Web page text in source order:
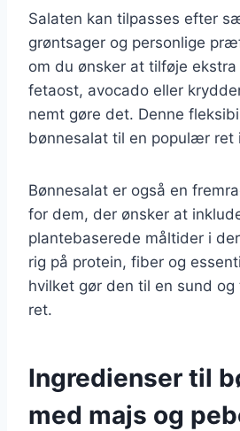
Salaten kan tilpasses efter
grøntsager og personlige
om du ønsker at tilføje
fetaost, avocado eller
nemt gøre det. Denne
bønnesalat til en populær ret
Bønnesalat er også en
for dem, der ønsker at
plantebaserede måltider i
rig på protein, fiber og
hvilket gør den til en sund
ret.
Ingredienser til
med majs og